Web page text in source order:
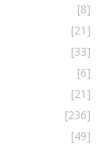
[8]
[21]
[33]
[6]
[21]
[236]
[49]